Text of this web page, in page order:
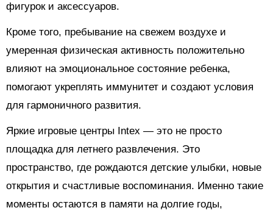
фигурок и аксессуаров.
Кроме того, пребывание на свежем воздухе и
умеренная физическая активность положительно
влияют на эмоциональное состояние ребенка,
помогают укреплять иммунитет и создают условия
для гармоничного развития.
Яркие игровые центры Intex — это не просто
площадка для летнего развлечения. Это
пространство, где рождаются детские улыбки, новые
открытия и счастливые воспоминания. Именно такие
моменты остаются в памяти на долгие годы,